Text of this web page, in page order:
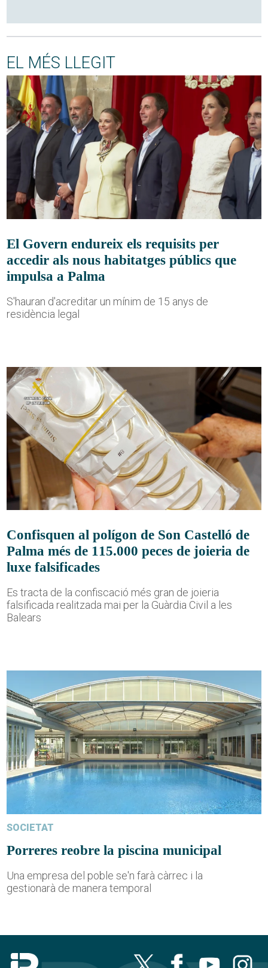
EL MÉS LLEGIT
El Govern endureix els requisits per
accedir als nous habitatges públics que
impulsa a Palma
S'hauran d'acreditar un mínim de 15 anys de
residència legal
Confisquen al polígon de Son Castelló de
Palma més de 115.000 peces de joieria de
luxe falsificades
Es tracta de la confiscació més gran de joieria
falsificada realitzada mai per la Guàrdia Civil a les
Balears
SOCIETAT
Porreres reobre la piscina municipal
Una empresa del poble se'n farà càrrec i la
gestionarà de manera temporal